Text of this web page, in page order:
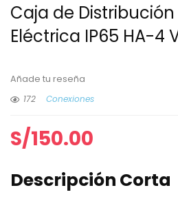
Caja de
Eléctrica IP65 HA-4
Añade tu reseña
172
Conexiones
S/150.00
Descripción Corta